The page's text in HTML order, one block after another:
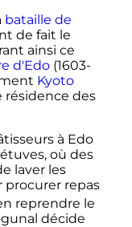
bataille de
de fait le
ainsi ce
d'Edo(1603-
Kyoto
résidence des
à Edo
où des
laver les
procurer repas
reprendre le
décide